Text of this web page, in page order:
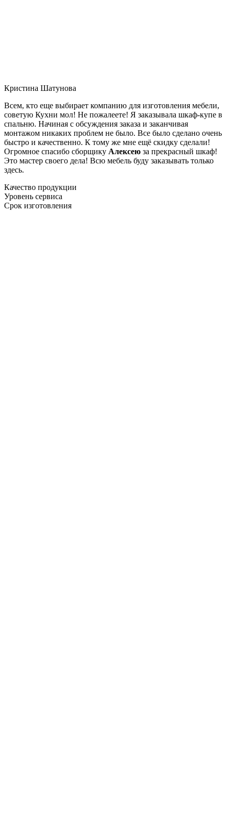
Кристина Шатунова
Всем, кто еще выбирает компанию для изготовления мебели,
советую Кухни мол! Не пожалеете! Я заказывала шкаф-купе в
спальню. Начиная с обсуждения заказа и заканчивая
монтажом никаких проблем не было. Все было сделано очень
быстро и качественно. К тому же мне ещё скидку сделали!
Огромное спасибо сборщику Алексею за прекрасный шкаф!
Это мастер своего дела! Всю мебель буду заказывать только
здесь.
Качество продукции
Уровень сервиса
Срок изготовления